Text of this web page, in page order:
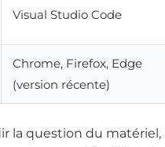
Visual Studio Code
Chrome, Firefox, Edge
(version récente)
la question du matériel,